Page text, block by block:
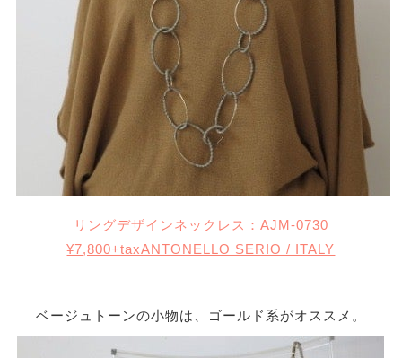
リングデザインネックレス：AJM-0730
¥7,800+taxANTONELLO SERIO / ITALY
ベージュトーンの小物は、ゴールド系がオススメ。